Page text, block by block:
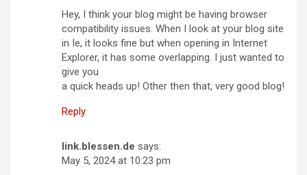
Hey, I think your blog might be having browser
compatibility issues. When I look at your blog site
in Ie, it looks fine but when opening in Internet
Explorer, it has some overlapping. I just wanted to
give you
a quick heads up! Other then that, very good blog!
Reply
link.blessen.de says:
May 5, 2024 at 10:23 pm